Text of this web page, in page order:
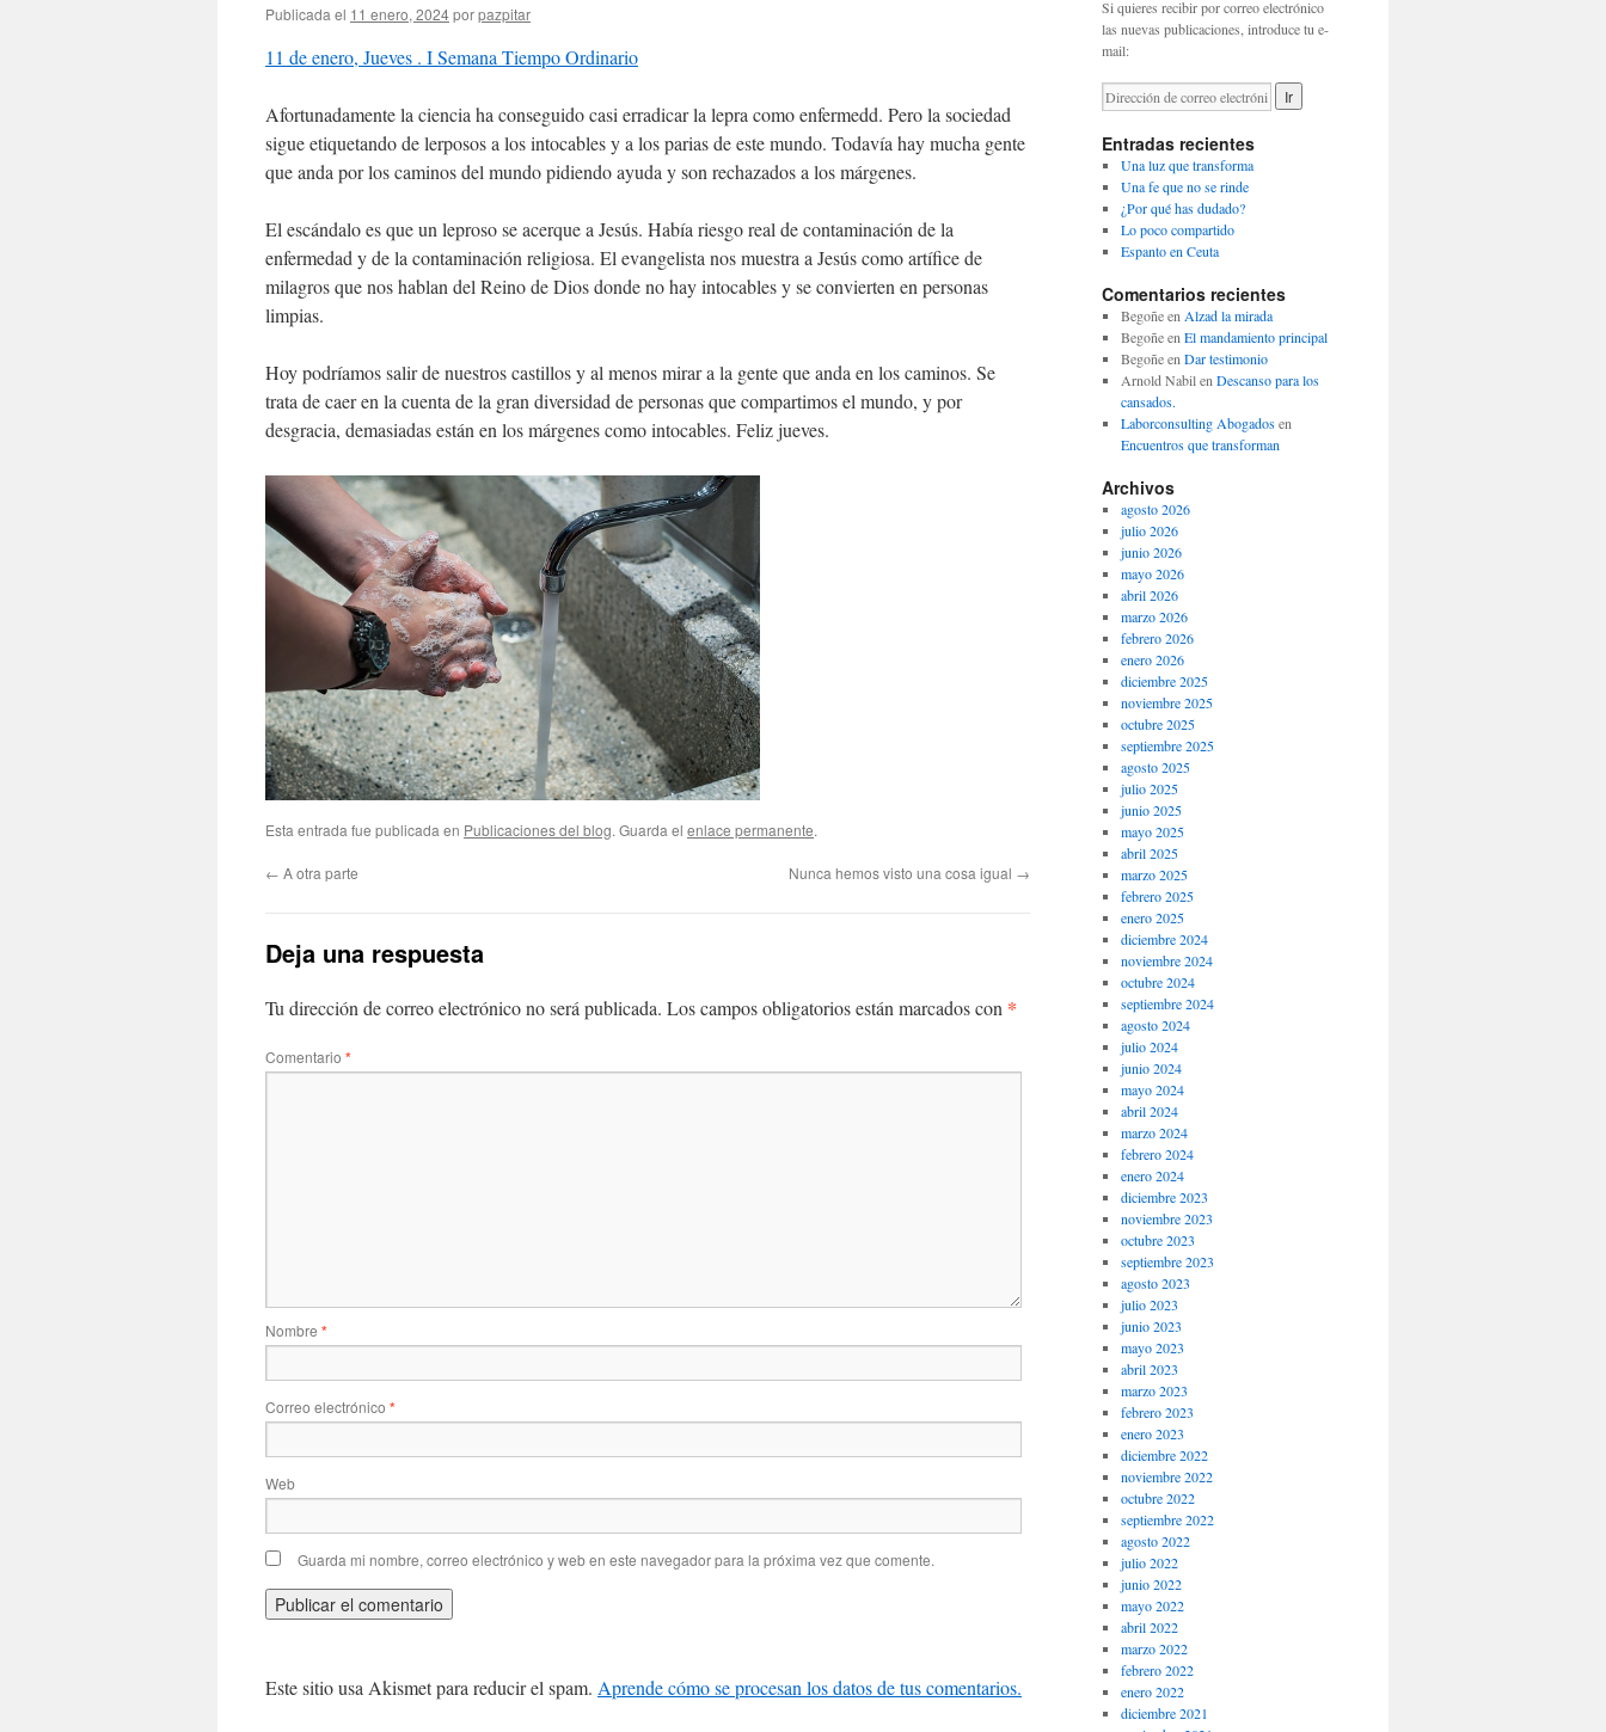
Publicada el 11 enero, 2024porpazpitar
11 de enero, Jueves . I Semana Tiempo Ordinario
Afortunadamente la ciencia ha conseguido casi erradicar la lepra como enfermedd. Pero la sociedad
sigue etiquetando de lerposos a los intocables y a los parias de este mundo. Todavía hay mucha gente
que anda por los caminos del mundo pidiendo ayuda y son rechazados a los márgenes.
El escándalo es que un leproso se acerque a Jesús. Había riesgo real de contaminación de la
enfermedad y de la contaminación religiosa. El evangelista nos muestra a Jesús como artífice de
milagros que nos hablan del Reino de Dios donde no hay intocables y se convierten en personas
limpias.
Hoy podríamos salir de nuestros castillos y al menos mirar a la gente que anda en los caminos. Se
trata de caer en la cuenta de la gran diversidad de personas que compartimos el mundo, y por
desgracia, demasiadas están en los márgenes como intocables. Feliz jueves.
Esta entrada fue publicada en Publicaciones del blog. Guarda el enlace permanente.
← A otra parte Nunca hemos visto una cosa igual →
Deja una respuesta
Tu dirección de correo electrónico no será publicada. Los campos obligatorios están marcados con *
Comentario *
Nombre *
Correo electrónico *
Web
Guarda mi nombre, correo electrónico y web en este navegador para la próxima vez que comente.
Este sitio usa Akismet para reducir el spam. Aprende cómo se procesan los datos de tus comentarios.
Si quieres recibir por correo electrónico
las nuevas publicaciones, introduce tu e-
mail:
Entradas recientes
Una luz que transforma
Una fe que no se rinde
¿Por qué has dudado?
Lo poco compartido
Espanto en Ceuta
Comentarios recientes
Begoñeen Alzad la mirada
Begoñeen El mandamiento principal
Begoñeen Dar testimonio
Arnold Nabilen Descanso para los
cansados.
Laborconsulting Abogadosen
Encuentros que transforman
Archivos
agosto 2026
julio 2026
junio 2026
mayo 2026
abril 2026
marzo 2026
febrero 2026
enero 2026
diciembre 2025
noviembre 2025
octubre 2025
septiembre 2025
agosto 2025
julio 2025
junio 2025
mayo 2025
abril 2025
marzo 2025
febrero 2025
enero 2025
diciembre 2024
noviembre 2024
octubre 2024
septiembre 2024
agosto 2024
julio 2024
junio 2024
mayo 2024
abril 2024
marzo 2024
febrero 2024
enero 2024
diciembre 2023
noviembre 2023
octubre 2023
septiembre 2023
agosto 2023
julio 2023
junio 2023
mayo 2023
abril 2023
marzo 2023
febrero 2023
enero 2023
diciembre 2022
noviembre 2022
octubre 2022
septiembre 2022
agosto 2022
julio 2022
junio 2022
mayo 2022
abril 2022
marzo 2022
febrero 2022
enero 2022
diciembre 2021